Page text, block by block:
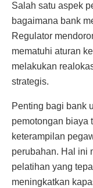
Salah satu aspek
bagaimana bank
Regulator
mematuhi aturan
melakukan
strategis.
Penting bagi bank
pemotongan biaya
keterampilan
perubahan. Hal ini
pelatihan yang
meningkatkan